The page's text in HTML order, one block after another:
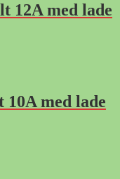
12A med lade
med lade